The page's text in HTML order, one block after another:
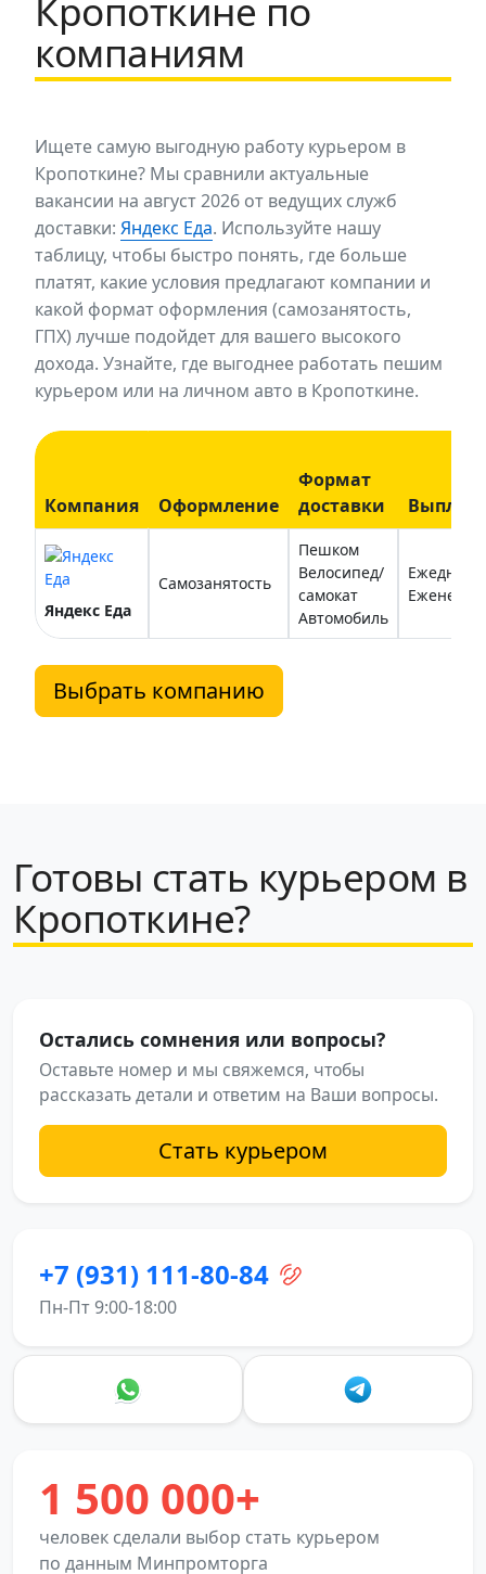
Кропоткине по
компаниям
Ищете самую выгодную работу курьером в
Кропоткине? Мы сравнили актуальные
вакансии на август 2026 от ведущих служб
доставки: Яндекс Еда. Используйте нашу
таблицу, чтобы быстро понять, где больше
платят, какие условия предлагают компании и
какой формат оформления (самозанятость,
ГПХ) лучше подойдет для вашего высокого
дохода. Узнайте, где выгоднее работать пешим
курьером или на личном авто в Кропоткине.
Компания Оформление
Формат
доставки
Яндекс Еда
Самозанятость
Пешком
Велосипед/
самокат
Автомобиль
Выбрать компанию
Готовы стать курьером в
Кропоткине?
Остались сомнения или вопросы?
Оставьте номер и мы свяжемся, чтобы
рассказать детали и ответим на Ваши вопросы.
Стать курьером
+7 (931) 111-80-84
Пн-Пт 9:00-18:00
1 500 000+
человек сделали выбор стать курьером
по данным Минпромторга